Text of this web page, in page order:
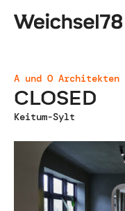
A und O Architekten
CLOSED
Keitum-Sylt
Hauptnavigation